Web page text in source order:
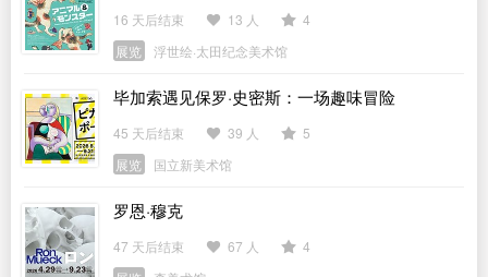
16 天后结束 13 人
4
展览
浮世绘·太田纪念美术馆
毕加索遇见保罗·史密斯：一场趣味冒险
45 天后结束 39 人
5
展览
国立新美术馆
罗恩·穆克
47 天后结束 67 人
4